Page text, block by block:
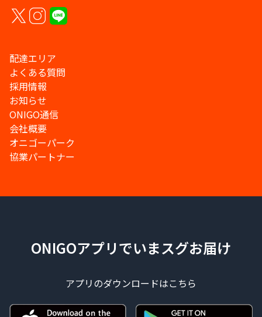
配達エリア
よくある質問
採用情報
お知らせ
ONIGO通信
会社概要
オニゴーパーク
協業パートナー
ONIGOアプリでいまスグお届け
アプリのダウンロードはこちら